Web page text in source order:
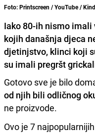
Foto: Printscreen / YouTube /
Iako 80-ih nismo
kojih današnja djeca
djetinjstvo, klinci koji
su imali pregršt
Gotovo sve je bilo
od njih bili odličnog
ne proizvode.
Ovo je 7